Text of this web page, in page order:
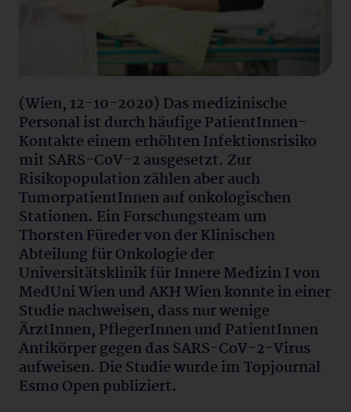
(Wien, 12-10-2020) Das medizinische
Personal ist durch häufige PatientInnen-
Kontakte einem erhöhten Infektionsrisiko
mit SARS-CoV-2 ausgesetzt. Zur
Risikopopulation zählen aber auch
TumorpatientInnen auf onkologischen
Stationen. Ein Forschungsteam um
Thorsten Füreder von der Klinischen
Abteilung für Onkologie der
Universitätsklinik für Innere Medizin I von
MedUni Wien und AKH Wien konnte in einer
Studie nachweisen, dass nur wenige
ÄrztInnen, PflegerInnen und PatientInnen
Antikörper gegen das SARS-CoV-2-Virus
aufweisen. Die Studie wurde im Topjournal
Esmo Open publiziert.